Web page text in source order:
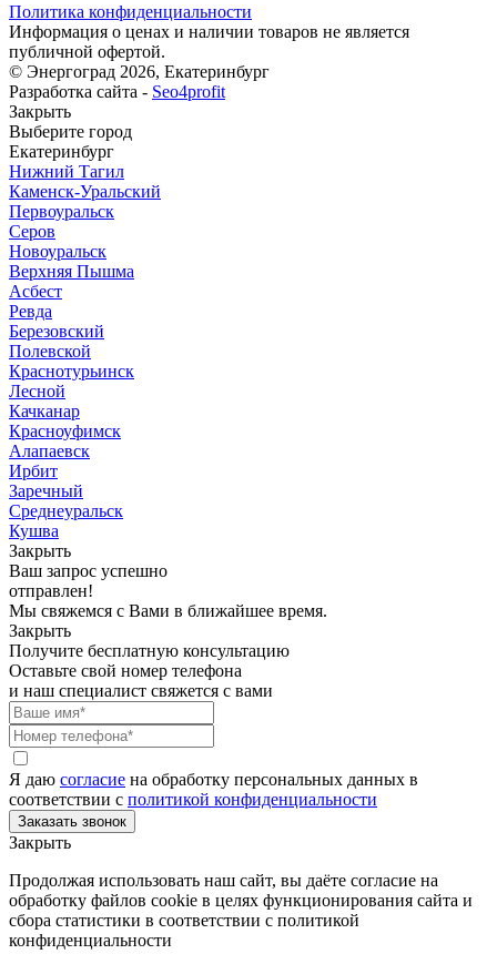
Политика конфиденциальности
Информация о ценах и наличии товаров не является
публичной офертой.
© Энергоград 2026, Екатеринбург
Разработка сайта - Seo4profit
Закрыть
Выберите город
Екатеринбург
Нижний Тагил
Каменск-Уральский
Первоуральск
Серов
Новоуральск
Верхняя Пышма
Асбест
Ревда
Березовский
Полевской
Краснотурьинск
Лесной
Качканар
Красноуфимск
Алапаевск
Ирбит
Заречный
Среднеуральск
Кушва
Закрыть
Ваш запрос успешно
отправлен!
Мы свяжемся с Вами в ближайшее время.
Закрыть
Получите бесплатную консультацию
Оставьте свой номер телефона
и наш специалист свяжется с вами
Я даю согласие на обработку персональных данных в
соответствии с политикой конфиденциальности
Закрыть
Продолжая использовать наш сайт, вы даёте согласие на
обработку файлов cookie в целях функционирования сайта и
сбора статистики в соответствии с политикой
конфиденциальности